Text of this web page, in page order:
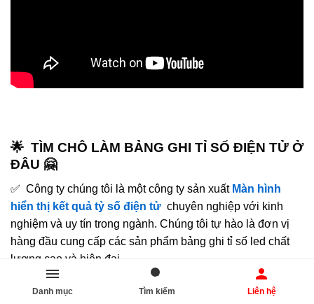
🌟 TÌM CHÔ LÀM BẢNG GHI TỈ SỐ ĐIỆN TỬ Ở
ĐÂU 🤗
✅ Công ty chúng tôi là một công ty sản xuất Màn hình
hiển thị kết quả tỷ số điện tử chuyên nghiệp với kinh
nghiệm và uy tín trong ngành. Chúng tôi tự hào là đơn vị
hàng đầu cung cấp các sản phẩm bảng ghi tỉ số led chất
lượng cao và hiện đại.
🌟 Với việc sử dụng công nghệ tiên tiến, chúng tôi cam kết
mang đến những sản phẩm có độ tin cậy cao và khả năng
Danh mục Tìm kiếm Liên hệ